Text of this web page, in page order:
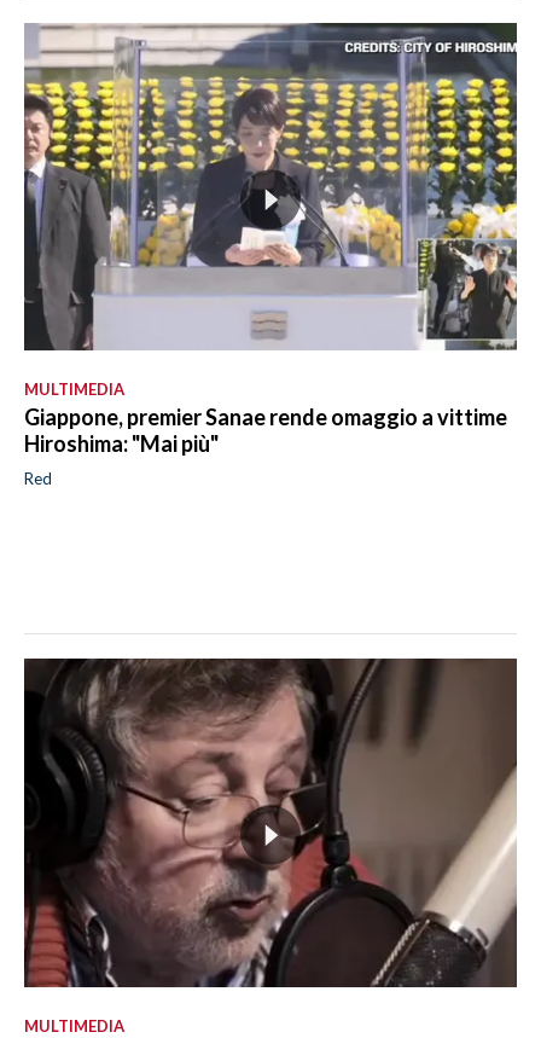
MULTIMEDIA
Giappone, premier Sanae rende omaggio a vittime
Hiroshima: "Mai più"
Red
MULTIMEDIA